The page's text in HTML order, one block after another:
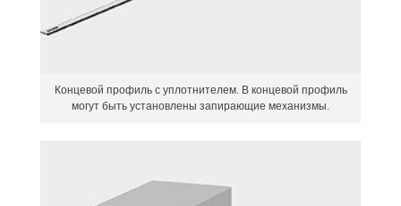
Концевой профиль с уплотнителем. В концевой профиль
могут быть установлены запирающие механизмы.